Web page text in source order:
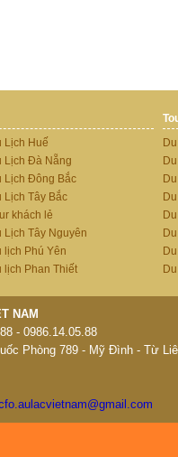
Lịch Huế
Lịch Đà Nẵng
Lịch Đông Bắc
Lịch Tây Bắc
khách lẻ
Lịch Tây Nguyên
lịch Phú Yên
lịch Phan Thiết
NAM
- 0986.14.05.88
Phòng 789 - Mỹ Đình - Từ